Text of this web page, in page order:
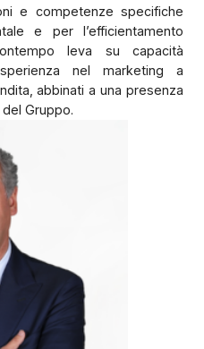
e competenze specifiche
e per l’efficientamento
leva su capacità
nel marketing a
abbinati a una presenza
Gruppo.